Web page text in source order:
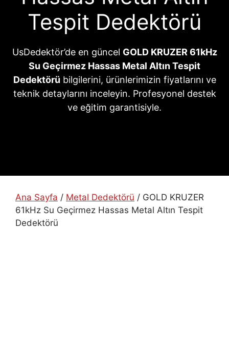
Tespit Dedektörü
UsDedektör’de en güncel GOLD KRUZER 61kHz
Su Geçirmez Hassas Metal Altın Tespit
Dedektörü bilgilerini, ürünlerimizin fiyatlarını ve
teknik detaylarını inceleyin. Profesyonel destek
ve eğitim garantisiyle.
Ana Sayfa / Metal Dedektörü / GOLD KRUZER
61kHz Su Geçirmez Hassas Metal Altın Tespit
Dedektörü